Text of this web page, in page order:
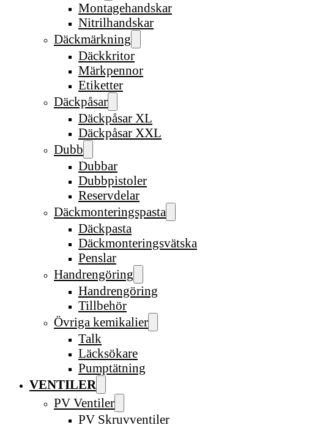
Montagehandskar
Nitrilhandskar
Däckmärkning
Däckkritor
Märkpennor
Etiketter
Däckpåsar
Däckpåsar XL
Däckpåsar XXL
Dubb
Dubbar
Dubbpistoler
Reservdelar
Däckmonteringspasta
Däckpasta
Däckmonteringsvätska
Penslar
Handrengöring
Handrengöring
Tillbehör
Övriga kemikalier
Talk
Läcksökare
Pumptätning
VENTILER
PV Ventiler
PV Skruvventiler